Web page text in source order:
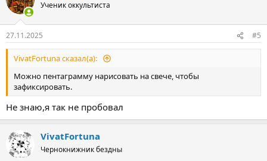
Ученик оккультиста
27.11.2025 #5
VivatFortuna сказал(а):
Можно пентаграмму нарисовать на свече, чтобы
зафиксировать.
Не знаю,я так не пробовал
VivatFortuna
Чернокнижник бездны